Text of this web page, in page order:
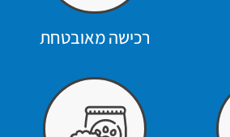
רכישה מאובטחת